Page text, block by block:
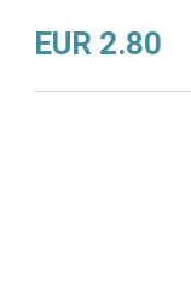
EUR 2.80